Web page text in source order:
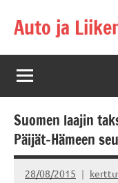
Auto ja
Suomen laajin
Päijät-Hämeen
28/08/2015